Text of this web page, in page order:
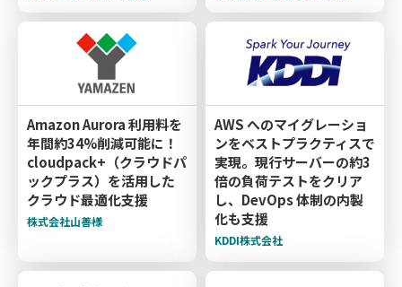
Amazon Aurora 利用料を
年間約34%削減可能に！
cloudpack+（クラウドパ
ックプラス）を活用した
クラウド最適化支援
株式会社山善様
AWS へのマイグレーショ
ンをベストプラクティスで
実現。現行サーバーの約3
倍の負荷テストをクリア
し、DevOps 体制の内製
化も支援
KDDI株式会社